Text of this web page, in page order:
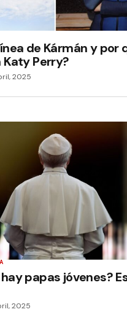
de Kármán y por
Perry?
2025
papas jóvenes?
2025